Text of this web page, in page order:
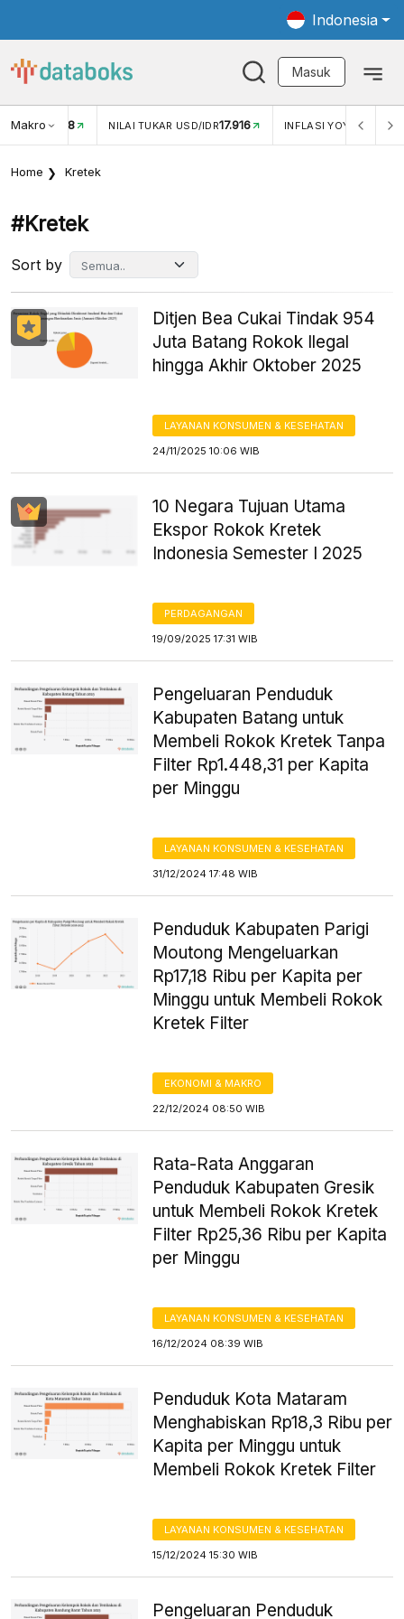
Indonesia
Masuk
Makro
USD/IDR 17.916 INFLASI YOY (JUL)2,88% INFLASI MOM (JUL)
Home Kretek
#kretek
Sort by
Ditjen Bea Cukai Tindak 954
Juta Batang Rokok Ilegal
hingga Akhir Oktober 2025
LAYANAN KONSUMEN & KESEHATAN
24/11/2025 10:06 WIB
10 Negara Tujuan Utama
Ekspor Rokok Kretek
Indonesia Semester I 2025
PERDAGANGAN
19/09/2025 17:31 WIB
Pengeluaran Penduduk
Kabupaten Batang untuk
Membeli Rokok Kretek Tanpa
Filter Rp1.448,31 per Kapita
per Minggu
LAYANAN KONSUMEN & KESEHATAN
31/12/2024 17:48 WIB
Penduduk Kabupaten Parigi
Moutong Mengeluarkan
Rp17,18 Ribu per Kapita per
Minggu untuk Membeli Rokok
Kretek Filter
EKONOMI & MAKRO
22/12/2024 08:50 WIB
Rata-Rata Anggaran
Penduduk Kabupaten Gresik
untuk Membeli Rokok Kretek
Filter Rp25,36 Ribu per Kapita
per Minggu
LAYANAN KONSUMEN & KESEHATAN
16/12/2024 08:39 WIB
Penduduk Kota Mataram
Menghabiskan Rp18,3 Ribu per
Kapita per Minggu untuk
Membeli Rokok Kretek Filter
LAYANAN KONSUMEN & KESEHATAN
15/12/2024 15:30 WIB
Pengeluaran Penduduk